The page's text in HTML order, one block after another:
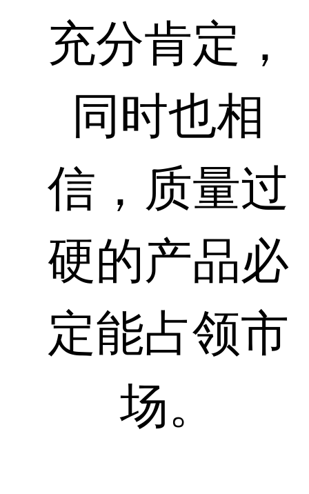
充分肯定，
同时也相
信，质量过
硬的产品必
定能占领市
场。